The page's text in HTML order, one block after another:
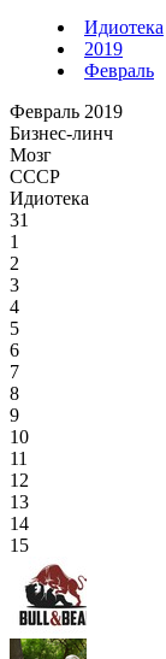
Идиотека
2019
Февраль
Февраль 2019
Бизнес-линч
Мозг
СССР
Идиотека
31
1
2
3
4
5
6
7
8
9
10
11
12
13
14
15